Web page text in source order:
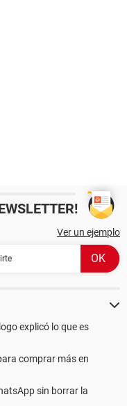
Ver un ejemplo
explicó lo que es
comprar más en
sin borrar la